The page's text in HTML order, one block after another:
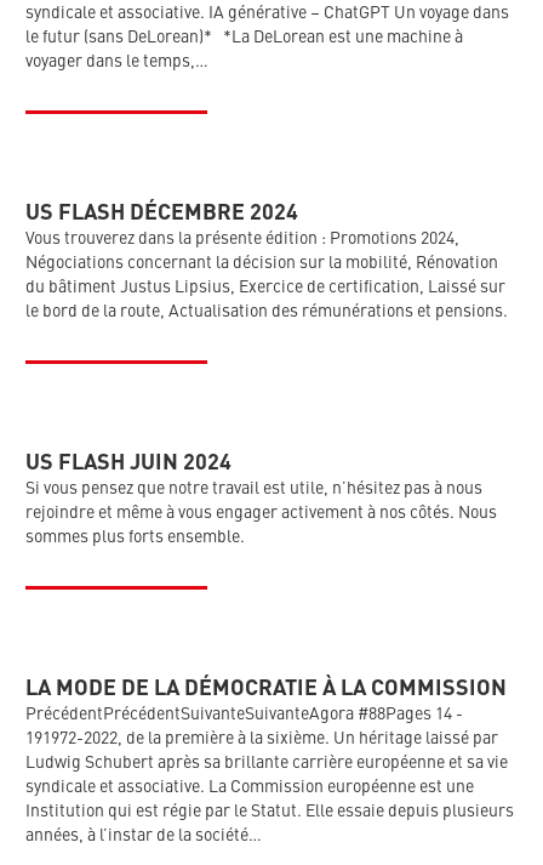
syndicale et associative. IA générative – ChatGPT Un voyage dans
le futur (sans DeLorean)* *La DeLorean est une machine à
voyager dans le temps,…
US FLASH DÉCEMBRE 2024
Vous trouverez dans la présente édition : Promotions 2024,
Négociations concernant la décision sur la mobilité, Rénovation
du bâtiment Justus Lipsius, Exercice de certification, Laissé sur
le bord de la route, Actualisation des rémunérations et pensions.
US FLASH JUIN 2024
Si vous pensez que notre travail est utile, n’hésitez pas à nous
rejoindre et même à vous engager activement à nos côtés. Nous
sommes plus forts ensemble.
LA MODE DE LA DÉMOCRATIE À LA COMMISSION
PrécédentPrécédentSuivanteSuivanteAgora #88Pages 14 -
191972-2022, de la première à la sixième. Un héritage laissé par
Ludwig Schubert après sa brillante carrière européenne et sa vie
syndicale et associative. La Commission européenne est une
Institution qui est régie par le Statut. Elle essaie depuis plusieurs
années, à l’instar de la société…